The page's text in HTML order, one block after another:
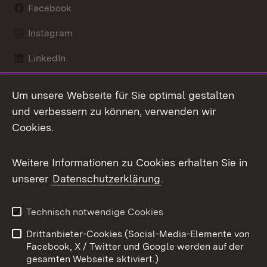
Facebook
Instagram
LinkedIn
X / Twitter
Youtube
Kontakt
Datenschutz
Barrierefreiheit
Impressum
Cookies
Um unsere Webseite für Sie optimal gestalten
und verbessern zu können, verwenden wir
Cookies.
Weitere Informationen zu Cookies erhalten Sie in
unserer Datenschutzerklärung.
Technisch notwendige Cookies
Drittanbieter-Cookies (Social-Media-Elemente von
Facebook, X / Twitter und Google werden auf der
gesamten Webseite aktiviert.)